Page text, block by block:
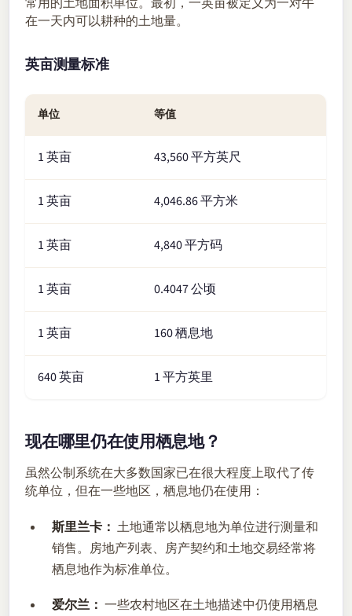
在一天内可以耕种的土地量。
英亩测量标准
单位 等值
1 英亩 43,560 平方英尺
1 英亩 4,046.86 平方米
1 英亩 4,840 平方码
1 英亩 0.4047 公顷
1 英亩 160 栖息地
640 英亩 1 平方英里
现在哪里仍在使用栖息地？
虽然公制系统在大多数国家已在很大程度上取代了传
统单位，但在一些地区，栖息地仍在使用：
斯里兰卡： 土地通常以栖息地为单位进行测量和
销售。房地产列表、房产契约和土地交易经常将
栖息地作为标准单位。
爱尔兰： 一些农村地区在土地描述中仍使用栖息